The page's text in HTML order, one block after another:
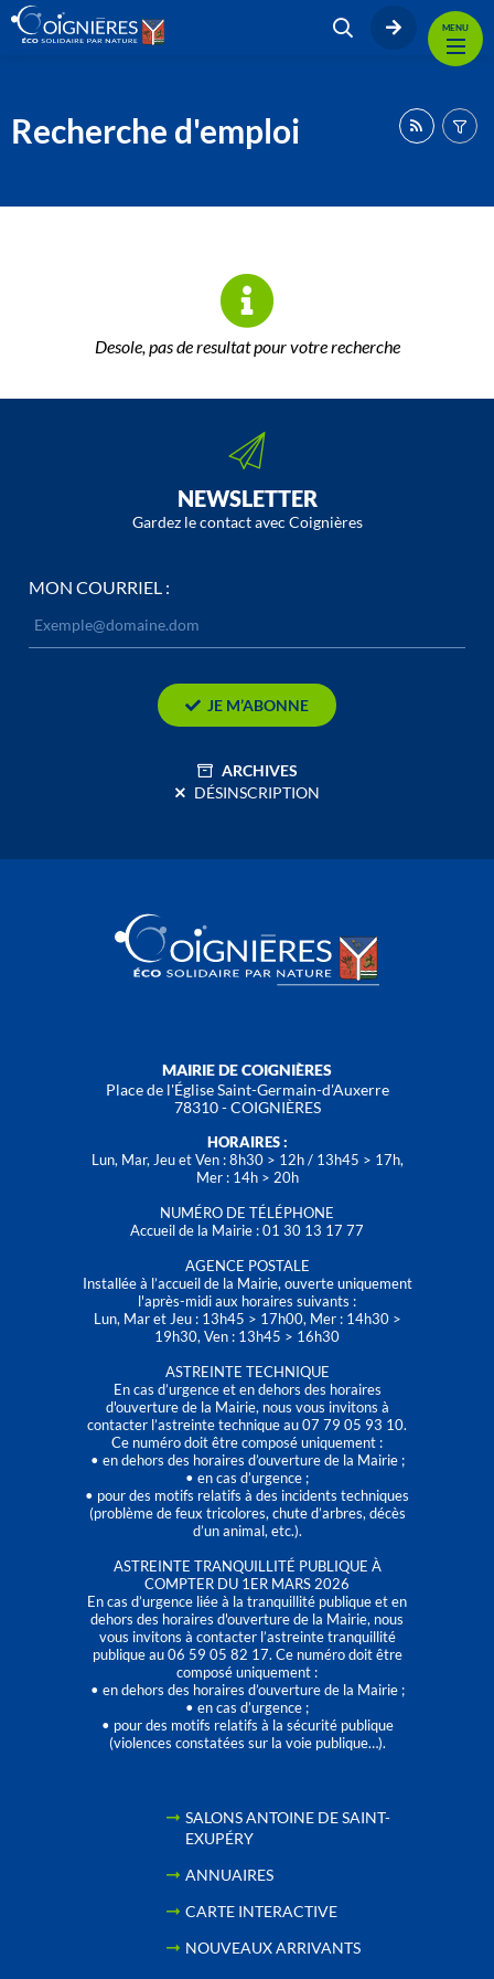
MENU
Recherche d'emploi
Desole, pas de resultat pour votre recherche
NEWSLETTER
Gardez le contact avec Coignières
MON COURRIEL :
JE M’ABONNE
ARCHIVES
DÉSINSCRIPTION
MAIRIE DE COIGNIÈRES
Place de l'Église Saint-Germain-d'Auxerre
78310 - COIGNIÈRES
HORAIRES :
Lun, Mar, Jeu et Ven : 8h30 > 12h / 13h45 > 17h,
Mer : 14h > 20h
NUMÉRO DE TÉLÉPHONE
Accueil de la Mairie : 01 30 13 17 77
AGENCE POSTALE
Installée à l’accueil de la Mairie, ouverte uniquement
l'après-midi aux horaires suivants :
Lun, Mar et Jeu : 13h45 > 17h00, Mer : 14h30 >
19h30, Ven : 13h45 > 16h30
ASTREINTE TECHNIQUE
En cas d’urgence et en dehors des horaires
d'ouverture de la Mairie, nous vous invitons à
contacter l’astreinte technique au 07 79 05 93 10.
Ce numéro doit être composé uniquement :
• en dehors des horaires d’ouverture de la Mairie ;
• en cas d’urgence ;
• pour des motifs relatifs à des incidents techniques
(problème de feux tricolores, chute d’arbres, décès
d’un animal, etc.).
ASTREINTE TRANQUILLITÉ PUBLIQUE À
COMPTER DU 1ER MARS 2026
En cas d’urgence liée à la tranquillité publique et en
dehors des horaires d'ouverture de la Mairie, nous
vous invitons à contacter l’astreinte tranquillité
publique au 06 59 05 82 17. Ce numéro doit être
composé uniquement :
• en dehors des horaires d’ouverture de la Mairie ;
• en cas d’urgence ;
• pour des motifs relatifs à la sécurité publique
(violences constatées sur la voie publique…).
SALONS ANTOINE DE SAINT-
EXUPÉRY
ANNUAIRES
CARTE INTERACTIVE
NOUVEAUX ARRIVANTS